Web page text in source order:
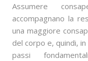
Assumere
accompagnano la
una maggiore
del corpo e, quindi,
passi